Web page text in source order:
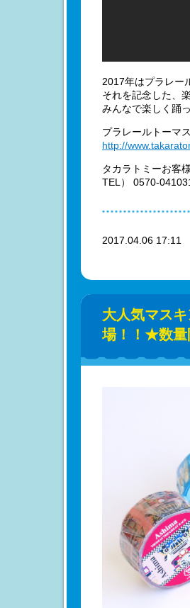
2017年はプラレー
それを記念した、
みんなで楽しく踊
プラレールトーマ
http://
タカラトミーお客
TEL） 0570-
2017.04.06
大人気マス
場！！★数